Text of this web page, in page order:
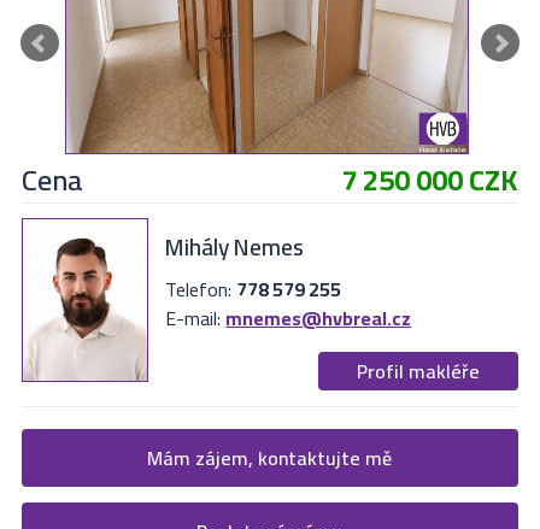
Cena 7 250 000 CZK
Mihály Nemes
Telefon: 778 579 255
E-mail:mnemes@hvbreal.cz
Profil makléře
Žádost o více informací
Vyplňte následující formulář. Upřesněte, co by Vás zajímalo. V
Mám zájem, kontaktujte mě